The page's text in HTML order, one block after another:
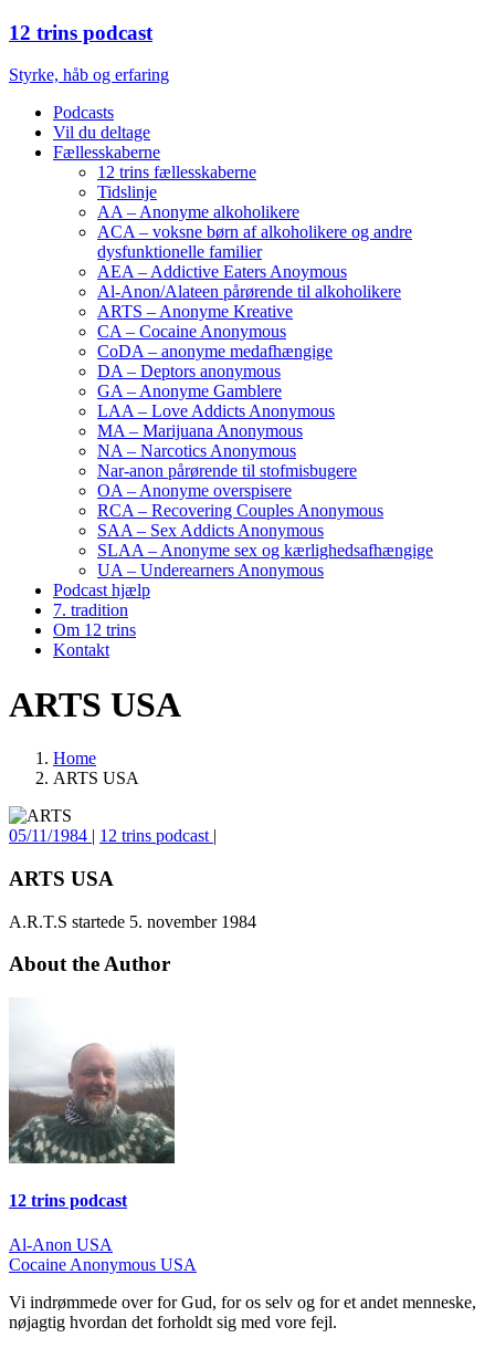
12 trins podcast
Styrke, håb og erfaring
Podcasts
Vil du deltage
Fællesskaberne
12 trins fællesskaberne
Tidslinje
AA – Anonyme alkoholikere
ACA – voksne børn af alkoholikere og andre
dysfunktionelle familier
AEA – Addictive Eaters Anoymous
Al-Anon/Alateen pårørende til alkoholikere
ARTS – Anonyme Kreative
CA – Cocaine Anonymous
CoDA – anonyme medafhængige
DA – Deptors anonymous
GA – Anonyme Gamblere
LAA – Love Addicts Anonymous
MA – Marijuana Anonymous
NA – Narcotics Anonymous
Nar-anon pårørende til stofmisbugere
OA – Anonyme overspisere
RCA – Recovering Couples Anonymous
SAA – Sex Addicts Anonymous
SLAA – Anonyme sex og kærlighedsafhængige
UA – Underearners Anonymous
Podcast hjælp
7. tradition
Om 12 trins
Kontakt
ARTS USA
Home
ARTS USA
05/11/1984 | 12 trins podcast |
ARTS USA
A.R.T.S startede 5. november 1984
About the Author
12 trins podcast
Indlægsnavigation
Al-Anon USA
Cocaine Anonymous USA
Vi indrømmede over for Gud, for os selv og for et andet menneske,
nøjagtig hvordan det forholdt sig med vore fejl.